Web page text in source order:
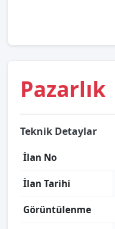
Pazarlık
Teknik Detaylar
İlan No
İlan Tarihi
Görüntülenme